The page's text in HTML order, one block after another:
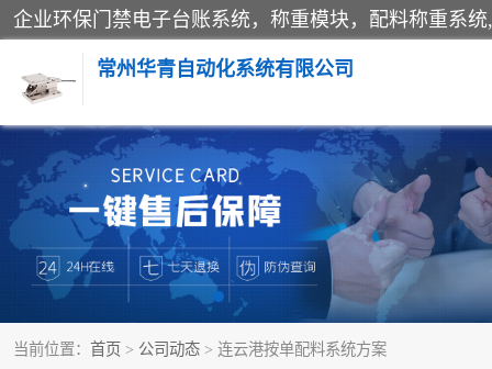
常州华青自动化系统有限公司
当前位置： 首页 > 公司动态 > 连云港按单配料系统方案
称重模块
手工配料系统
自动化配料系统
屠宰轨道秤